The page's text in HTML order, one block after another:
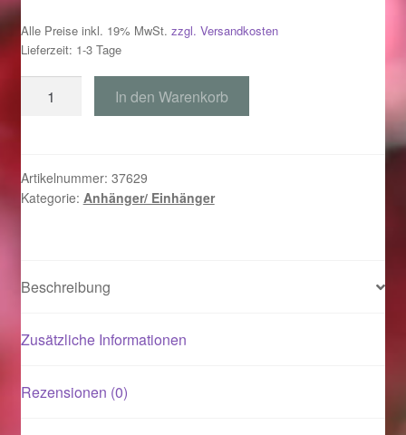
Liefer- und Versandkosten
Magisches und Festliches zu Halloween
Magisches und Festliches zu Halloween 2021
Alle Preise inkl. 19% MwSt. zzgl. Versandkosten
Lieferzeit: 1-3 Tage
Kreuz
mit
13
In den Warenkorb
Artikelnummer: 37629
Kategorie: Anhänger/ Einhänger
Beschreibung
Zusätzliche Informationen
Rezensionen (0)